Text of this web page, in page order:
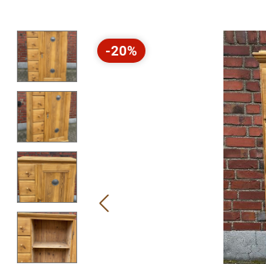
Bildergalerie überspringen
-20%
Rabatt